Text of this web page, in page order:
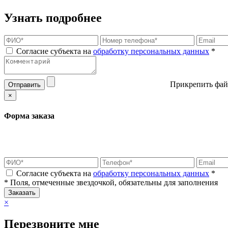
Узнать подробнее
Согласие субъекта на обработку персональных данных *
Отправить Прикрепить
×
Форма заказа
Согласие субъекта на обработку персональных данных *
* Поля, отмеченные звездочкой, обязательны для заполнения
Заказать
×
Перезвоните мне